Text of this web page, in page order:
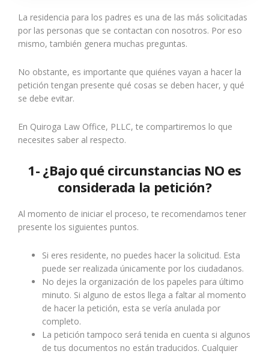
La residencia para los padres es una de las más solicitadas
por las personas que se contactan con nosotros. Por eso
mismo, también genera muchas preguntas.
No obstante, es importante que quiénes vayan a hacer la
petición tengan presente qué cosas se deben hacer, y qué
se debe evitar.
En Quiroga Law Office, PLLC, te compartiremos lo que
necesites saber al respecto.
1- ¿Bajo qué circunstancias NO es
considerada la petición?
Al momento de iniciar el proceso, te recomendamos tener
presente los siguientes puntos.
Si eres residente, no puedes hacer la solicitud. Esta
puede ser realizada únicamente por los ciudadanos.
No dejes la organización de los papeles para último
minuto. Si alguno de estos llega a faltar al momento
de hacer la petición, esta se vería anulada por
completo.
La petición tampoco será tenida en cuenta si algunos
de tus documentos no están traducidos. Cualquier